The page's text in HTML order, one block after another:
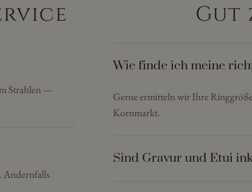
Strahlen —
Andernfalls
Gut
Wie finde ich meine
Gerne ermitteln wir Ihre
Kornmarkt.
Sind Gravur und Etui